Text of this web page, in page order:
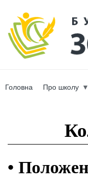
Головна Про школу
•